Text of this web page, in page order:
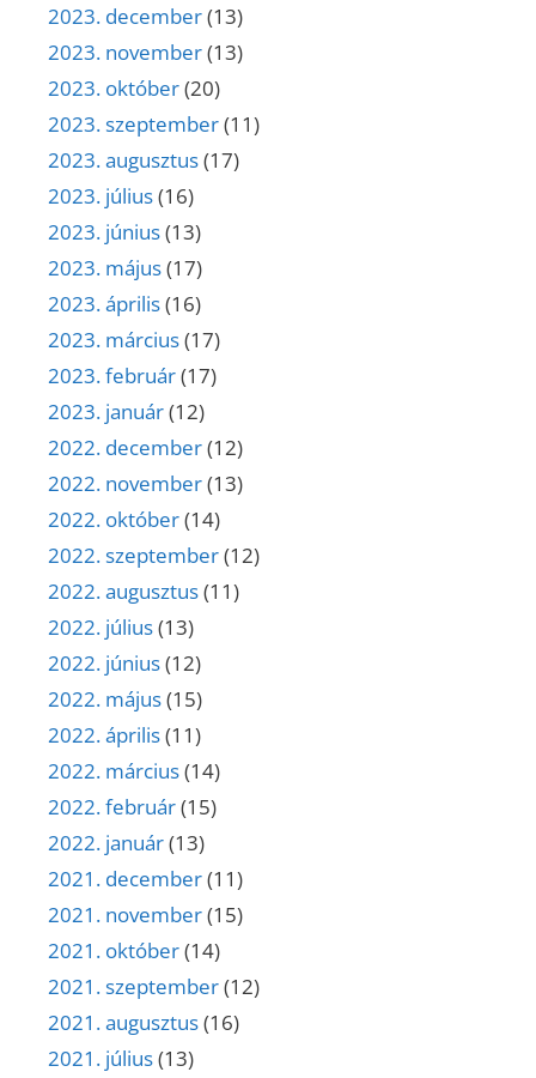
2023. december(13)
2023. november(13)
2023. október(20)
2023. szeptember(11)
2023. augusztus(17)
2023. július(16)
2023. június(13)
2023. május(17)
2023. április(16)
2023. március(17)
2023. február(17)
2023. január(12)
2022. december(12)
2022. november(13)
2022. október(14)
2022. szeptember(12)
2022. augusztus(11)
2022. július(13)
2022. június(12)
2022. május(15)
2022. április(11)
2022. március(14)
2022. február(15)
2022. január(13)
2021. december(11)
2021. november(15)
2021. október(14)
2021. szeptember(12)
2021. augusztus(16)
2021. július(13)